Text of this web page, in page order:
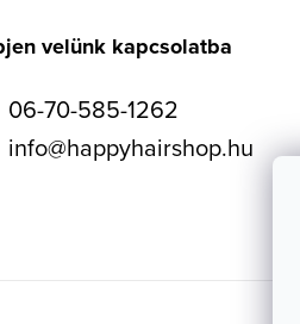
velünk kapcsolatba
06-70-585-1262
info@happyhairshop.hu